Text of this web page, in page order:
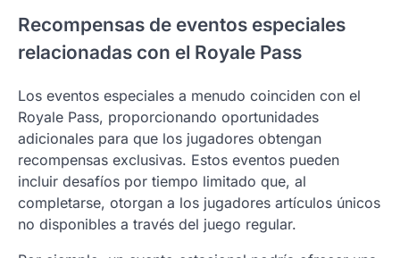
Recompensas de eventos especiales
relacionadas con el Royale Pass
Los eventos especiales a menudo coinciden con el
Royale Pass, proporcionando oportunidades
adicionales para que los jugadores obtengan
recompensas exclusivas. Estos eventos pueden
incluir desafíos por tiempo limitado que, al
completarse, otorgan a los jugadores artículos únicos
no disponibles a través del juego regular.